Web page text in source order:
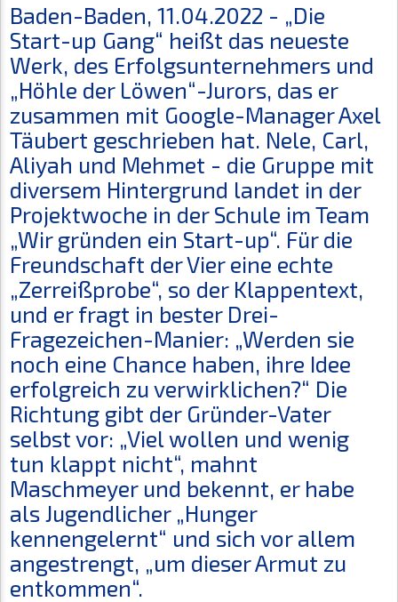
Baden-Baden, 11.04.2022 - „Die
Start-up Gang“ heißt das neueste
Werk, des Erfolgsunternehmers und
„Höhle der Löwen“-Jurors, das er
zusammen mit Google-Manager Axel
Täubert geschrieben hat. Nele, Carl,
Aliyah und Mehmet - die Gruppe mit
diversem Hintergrund landet in der
Projektwoche in der Schule im Team
„Wir gründen ein Start-up“. Für die
Freundschaft der Vier eine echte
„Zerreißprobe“, so der Klappentext,
und er fragt in bester Drei-
Fragezeichen-Manier: „Werden sie
noch eine Chance haben, ihre Idee
erfolgreich zu verwirklichen?“ Die
Richtung gibt der Gründer-Vater
selbst vor: „Viel wollen und wenig
tun klappt nicht“, mahnt
Maschmeyer und bekennt, er habe
als Jugendlicher „Hunger
kennengelernt“ und sich vor allem
angestrengt, „um dieser Armut zu
entkommen“.